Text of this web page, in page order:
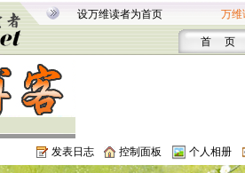
设万维读者为首页 万维
首 页
发表日志 控制面板 个人相册